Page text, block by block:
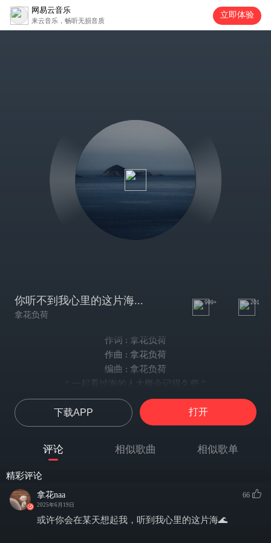
网易云音乐
来云音乐，畅听无损音质
立即体验
你听不到我心里的这片海...
拿花负荷
999+ 201
作词 : 拿花负荷
作曲 : 拿花负荷
编曲 : 拿花负荷
“ 一起看过海的人大概会记得久些 ”
下载APP 打开
评论 相似歌曲 相似歌单
精彩评论
拿花naa
2025年6月19日
66
或许你会在某天想起我，听到我心里的这片海🌊